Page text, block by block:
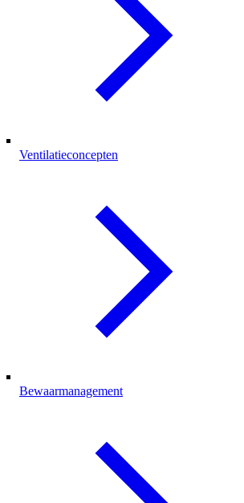
Ventilatieconcepten
Bewaarmanagement